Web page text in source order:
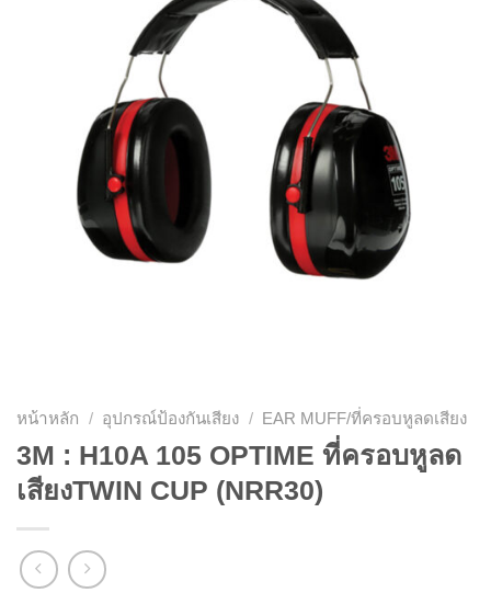
หน้าหลัก / อุปกรณ์ป้องกันเสียง / EAR MUFF/ที่ครอบหูลดเสียง
3M : H10A 105 OPTIME ที่ครอบหูลด
เสียงTWIN CUP (NRR30)